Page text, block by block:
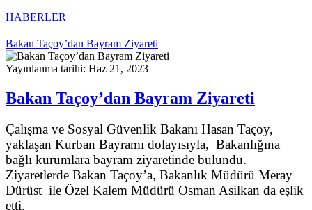
HABERLER
Bakan Taçoy’dan Bayram Ziyareti
Yayınlanma tarihi: Haz 21, 2023
Bakan Taçoy’dan Bayram Ziyareti
Çalışma ve Sosyal Güvenlik Bakanı Hasan Taçoy,
yaklaşan Kurban Bayramı dolayısıyla, Bakanlığına
bağlı kurumlara bayram ziyaretinde bulundu.
Ziyaretlerde Bakan Taçoy’a, Bakanlık Müdürü Meray
Dürüst ile Özel Kalem Müdürü Osman Asilkan da eşlik
etti.